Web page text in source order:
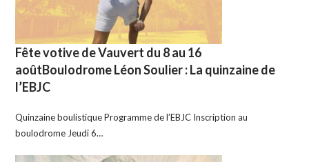
Fête votive de Vauvert du 8 au 16
aoûtBoulodrome Léon Soulier : La quinzaine de
l’EBJC
Quinzaine boulistique Programme de l’EBJC Inscription au
boulodrome Jeudi 6…